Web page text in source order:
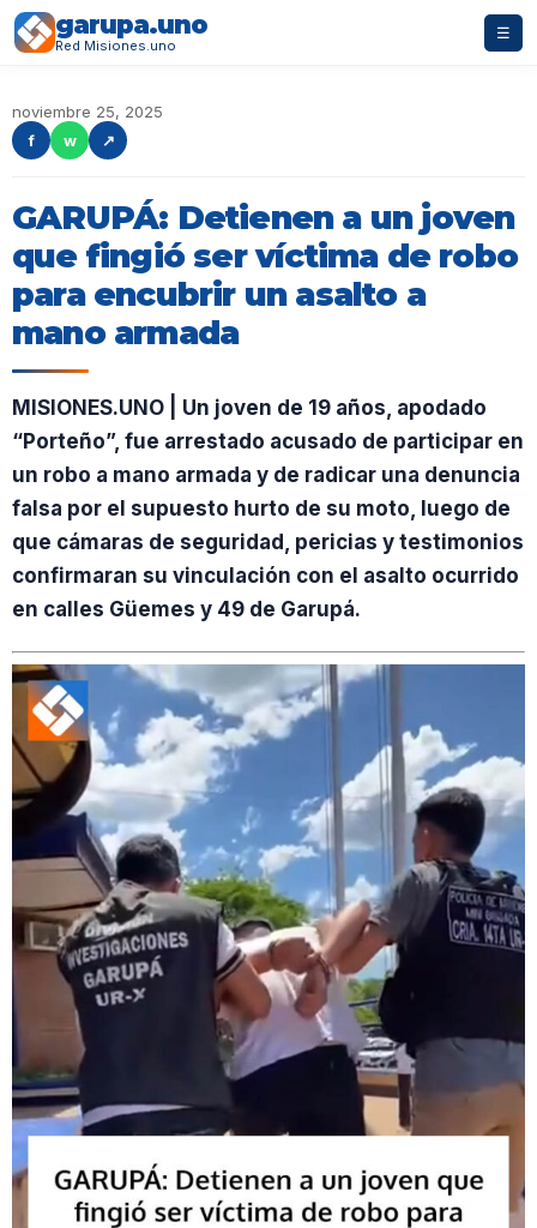
garupa.uno
Red Misiones.uno
☰
noviembre 25, 2025
f
w ↗
GARUPÁ: Detienen a un joven
que fingió ser víctima de robo
para encubrir un asalto a
mano armada
MISIONES.UNO | Un joven de 19 años, apodado
“Porteño”, fue arrestado acusado de participar en
un robo a mano armada y de radicar una denuncia
falsa por el supuesto hurto de su moto, luego de
que cámaras de seguridad, pericias y testimonios
confirmaran su vinculación con el asalto ocurrido
en calles Güemes y 49 de Garupá.